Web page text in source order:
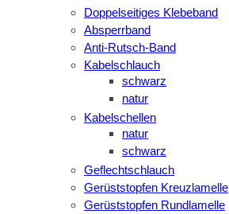
Doppelseitiges Klebeband
Absperrband
Anti-Rutsch-Band
Kabelschlauch
schwarz
natur
Kabelschellen
natur
schwarz
Geflechtschlauch
Gerüststopfen Kreuzlamelle
Gerüststopfen Rundlamelle